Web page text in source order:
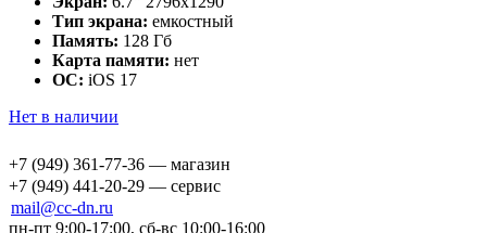
Тип экрана: емкостный
Память: 128 Гб
Карта памяти: нет
ОС: iOS 17
Нет в наличии
+7 (949) 361-77-36 — магазин
+7 (949) 441-20-29 — сервис
mail@cc-dn.ru
пн-пт 9:00-17:00, сб-вс 10:00-16:00